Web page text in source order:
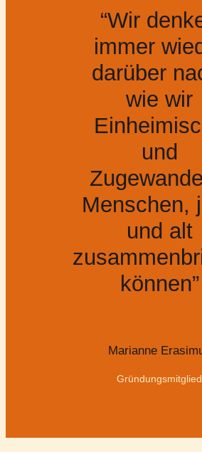
“Wir
immer
darüber
wie wir
und
Menschen,
und alt
können”
Marianne
Gründungsmitglied